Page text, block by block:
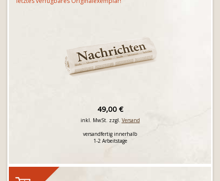
49,00 €
inkl. MwSt. zzgl. Versand
versandfertig innerhalb
1-2 Arbeitstage